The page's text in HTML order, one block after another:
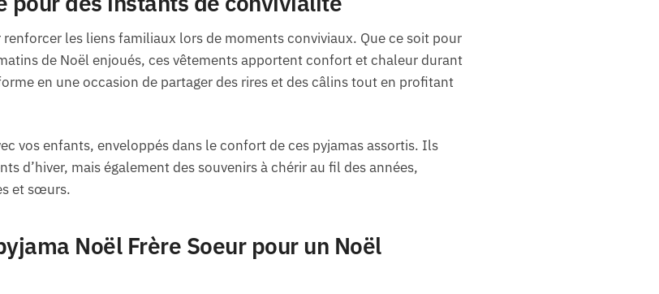
les liens familiaux lors de moments conviviaux. Que ce soit pour
de Noël enjoués, ces vêtements apportent confort et chaleur durant
en une occasion de partager des rires et des câlins tout en profitant
vos enfants, enveloppés dans le confort de ces pyjamas assortis. Ils
d’hiver, mais également des souvenirs à chérir au fil des années,
et sœurs.
Noël Frère Soeur pour un Noël